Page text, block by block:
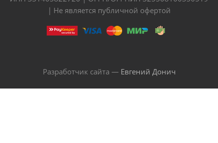
| Не является публичной офертой
Разработчик сайта — Евгений Донич